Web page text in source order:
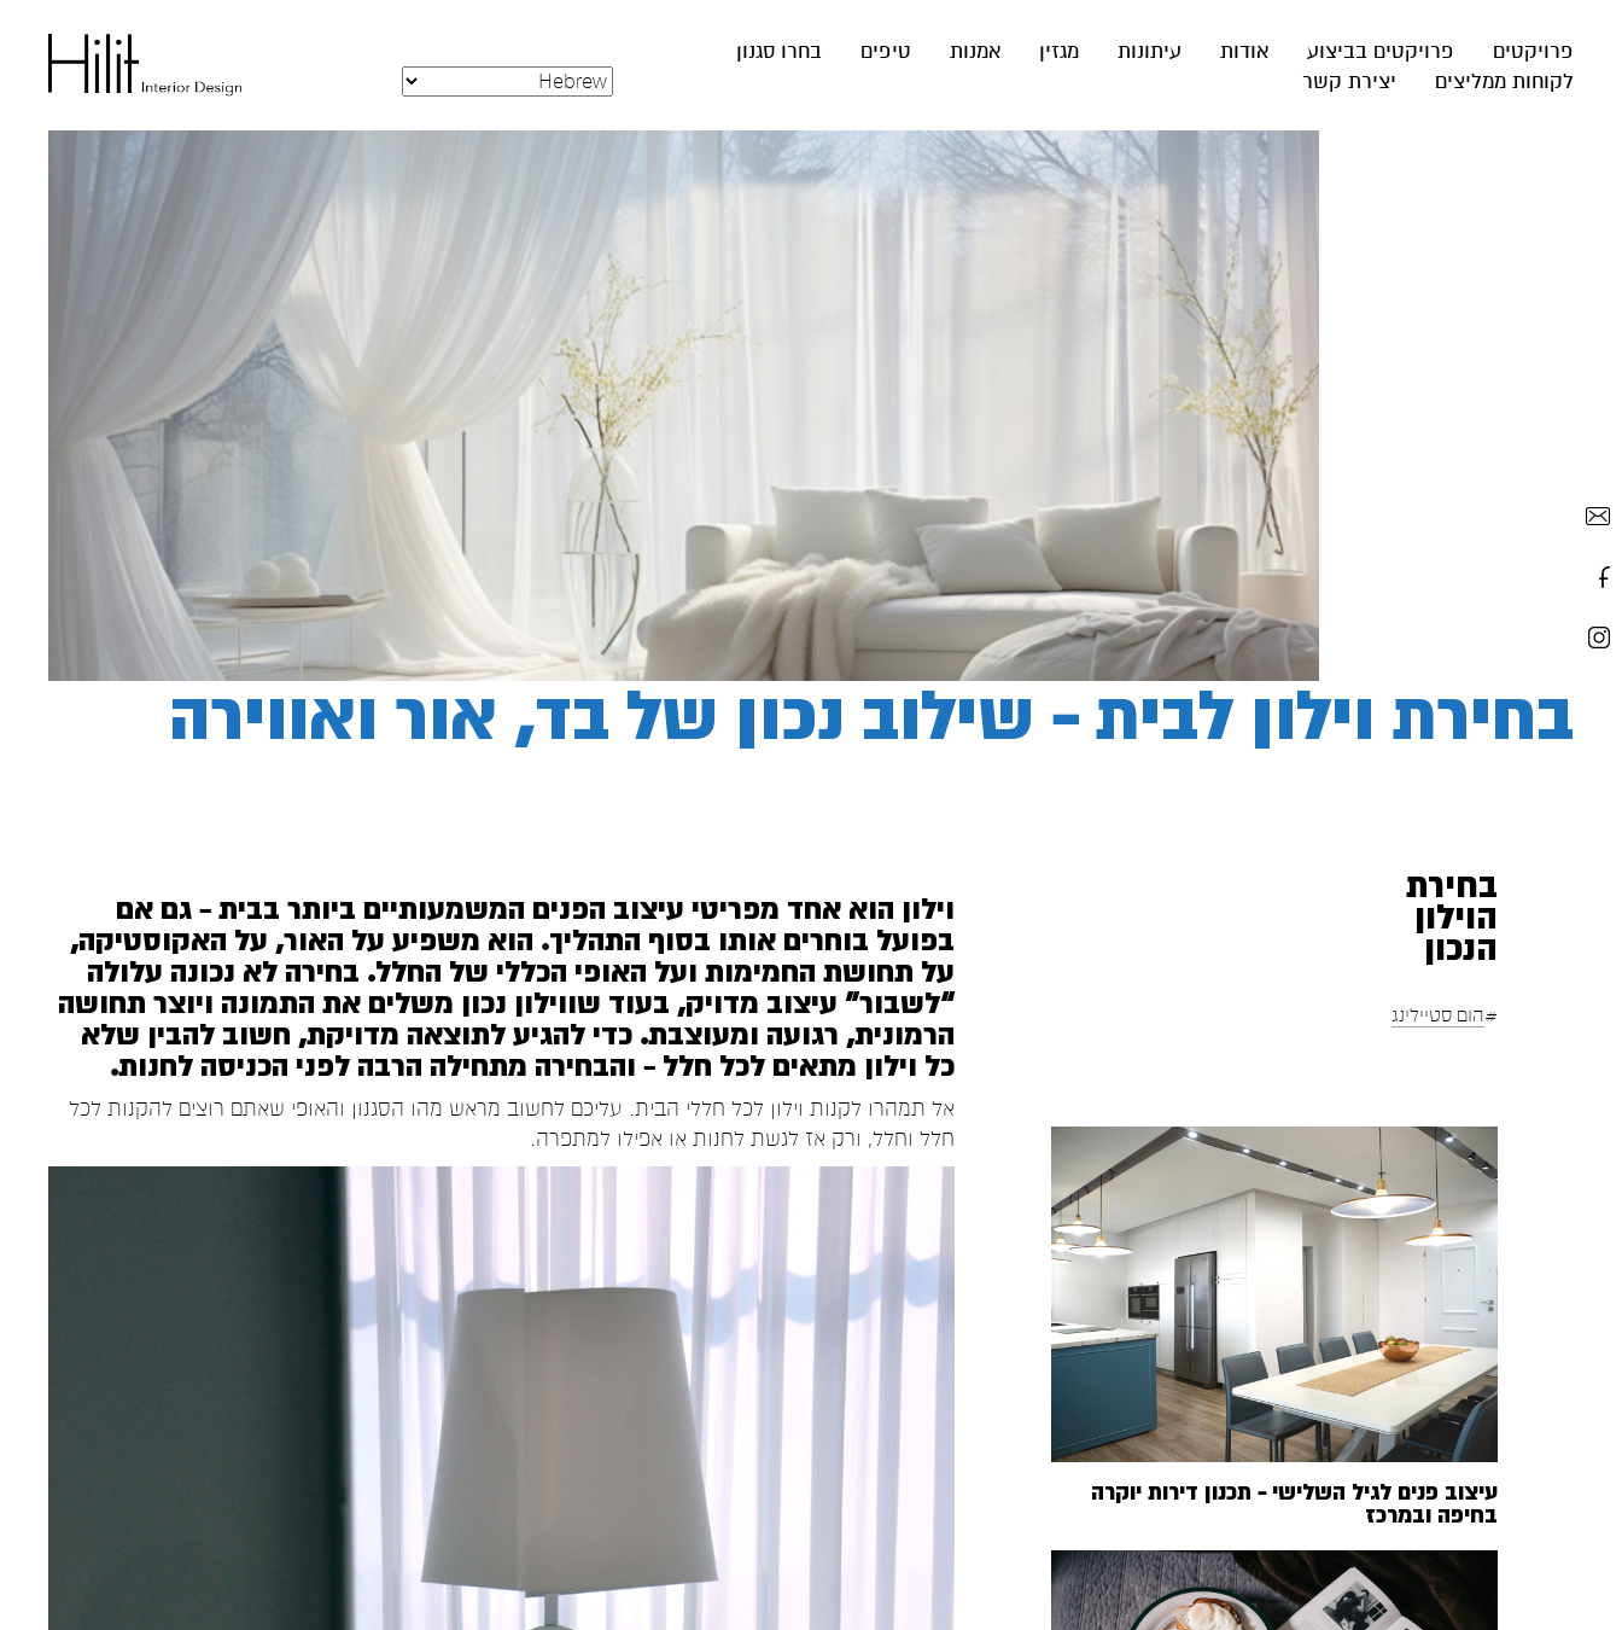
פרויקטים פרויקטים בביצוע אודות עיתונות מגזין אמנות טיפים
בחרו סגנון
לקוחות ממליצים
יצירת קשר
בחירת וילון לבית – שילוב נכון של בד, אור ואווירה
בחירת
הוילון
הנכון
#הום סטיילינג
עיצוב פנים לגיל השלישי – תכנון דירות יוקרה
בחיפה ובמרכז
וילון הוא אחד מפריטי עיצוב הפנים המשמעותיים ביותר בבית – גם אם
בפועל בוחרים אותו בסוף התהליך. הוא משפיע על האור, על האקוסטיקה,
על תחושת החמימות ועל האופי הכללי של החלל. בחירה לא נכונה עלולה
“לשבור” עיצוב מדויק, בעוד שווילון נכון משלים את התמונה ויוצר תחושה
הרמונית, רגועה ומעוצבת. כדי להגיע לתוצאה מדויקת, חשוב להבין שלא
כל וילון מתאים לכל חלל – והבחירה מתחילה הרבה לפני הכניסה לחנות.
אל תמהרו לקנות וילון לכל חללי הבית. עליכם לחשוב מראש מהו הסגנון והאופי שאתם רוצים להקנות לכל
חלל וחלל, ורק אז לגשת לחנות או אפילו למתפרה.